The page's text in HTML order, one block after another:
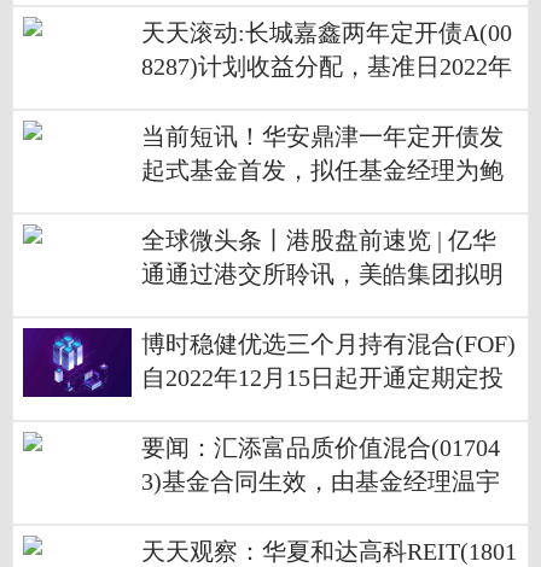
天天滚动:长城嘉鑫两年定开债A(00
8287)计划收益分配，基准日2022年
当前短讯！华安鼎津一年定开债发
起式基金首发，拟任基金经理为鲍
全球微头条丨港股盘前速览 | 亿华
通通过港交所聆讯，美皓集团拟明
博时稳健优选三个月持有混合(FOF)
自2022年12月15日起开通定期定投
要闻：汇添富品质价值混合(01704
3)基金合同生效，由基金经理温宇
天天观察：华夏和达高科REIT(1801